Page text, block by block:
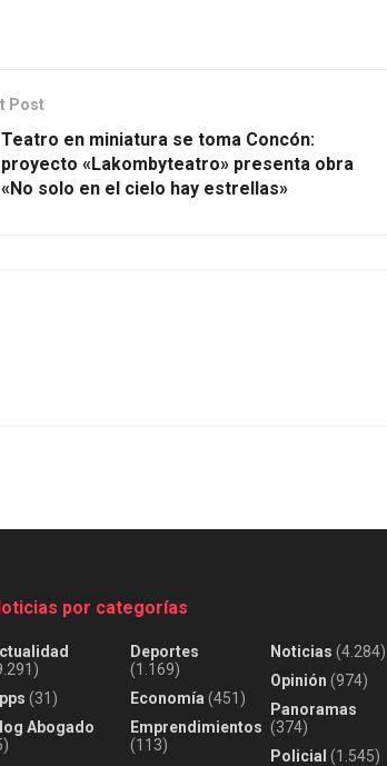
Post
Teatro en miniatura se toma Concón:
proyecto «Lakombyteatro» presenta obra
«No solo en el cielo hay estrellas»
por categorías
(31)
Abogado
Deportes
(1.169)
Economía (451)
Emprendimientos
(113)
Noticias (4.284)
Opinión (974)
Panoramas
(374)
Policial (1.545)